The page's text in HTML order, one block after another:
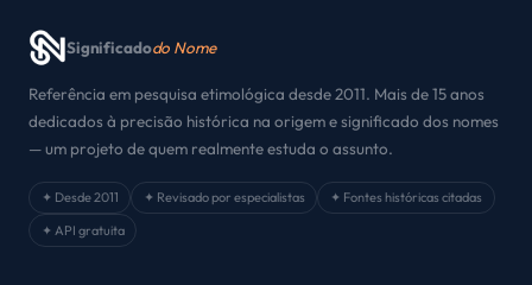
Significadodo Nome
Referência em pesquisa etimológica desde 2011. Mais de 15 anos
dedicados à precisão histórica na origem e significado dos nomes
— um projeto de quem realmente estuda o assunto.
✦ Desde 2011 ✦ Revisado por especialistas
✦ Fontes históricas citadas
✦ API gratuita